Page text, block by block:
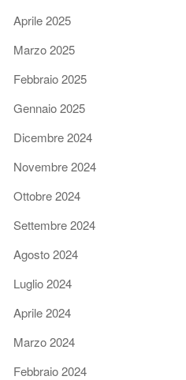
Aprile 2025
Marzo 2025
Febbraio 2025
Gennaio 2025
Dicembre 2024
Novembre 2024
Ottobre 2024
Settembre 2024
Agosto 2024
Luglio 2024
Aprile 2024
Marzo 2024
Febbraio 2024